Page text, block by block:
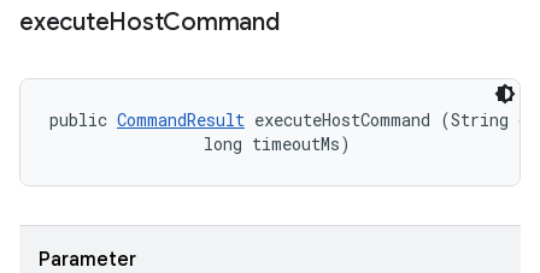
executeHostCommand
public CommandResult executeHostCommand (String
                long timeoutMs)
Parameter